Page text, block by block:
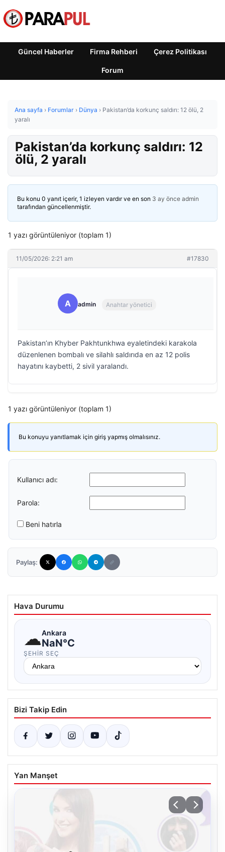
Güncel Haberler Firma Rehberi Çerez Politikası
Forum
Ana sayfa › Forumlar › Dünya › Pakistan’da korkunç saldırı: 12 ölü, 2
yaralı
Pakistan’da korkunç saldırı: 12
ölü, 2 yaralı
Bu konu 0 yanıt içerir, 1 izleyen vardır ve en son 3 ay önce admin
tarafından güncellenmiştir.
1 yazı görüntüleniyor (toplam 1)
11/05/2026: 2:21 am #17830
A admin Anahtar yönetici
Pakistan’ın Khyber Pakhtunkhwa eyaletindeki karakola
düzenlenen bombalı ve silahlı saldırıda en az 12 polis
hayatını kaybetti, 2 sivil yaralandı.
1 yazı görüntüleniyor (toplam 1)
Bu konuyu yanıtlamak için giriş yapmış olmalısınız.
Kullanıcı adı:
Parola:
Beni hatırla
Paylaş:
Hava Durumu
☁Ankara
NaN°C
ŞEHIR SEÇ
Bizi Takip Edin
Yan Manşet